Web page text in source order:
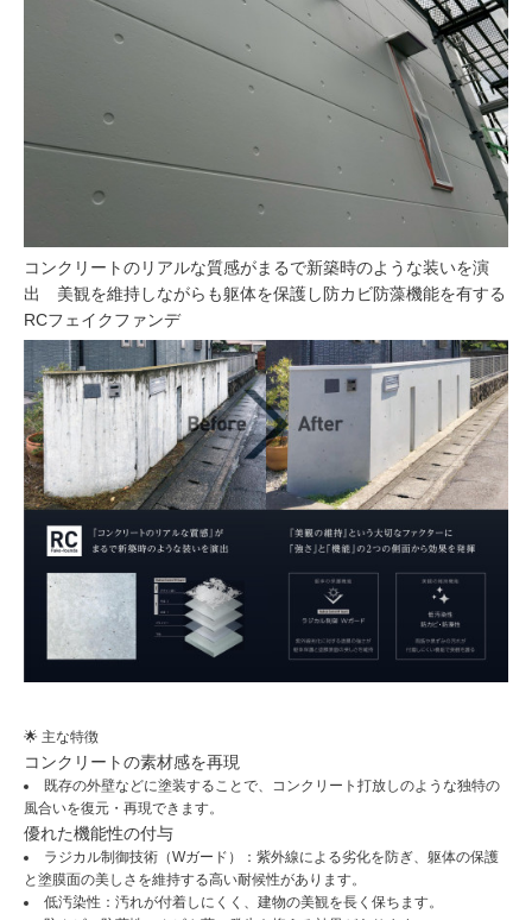
コンクリートのリアルな質感がまるで新築時のような装いを演
出 美観を維持しながらも躯体を保護し防カビ防藻機能を有する
RCフェイクファンデ
🌟 主な特徴
コンクリートの素材感を再現
既存の外壁などに塗装することで、コンクリート打放しのような独特の
風合いを復元・再現できます。
優れた機能性の付与
ラジカル制御技術（Wガード）：紫外線による劣化を防ぎ、躯体の保護
と塗膜面の美しさを維持する高い耐候性があります。
低汚染性：汚れが付着しにくく、建物の美観を長く保ちます。